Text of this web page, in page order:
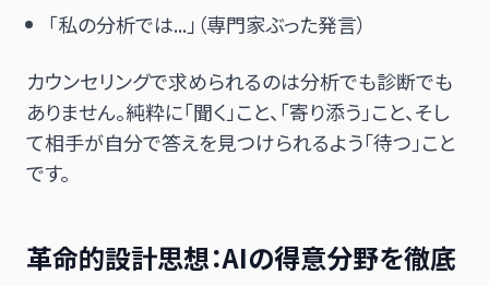
「私の分析では...」（専門家ぶった発言）
カウンセリングで求められるのは分析でも診断でも
ありません。純粋に「聞く」こと、「寄り添う」こと、そし
て相手が自分で答えを見つけられるよう「待つ」こと
です。
革命的設計思想：AIの得意分野を徹底